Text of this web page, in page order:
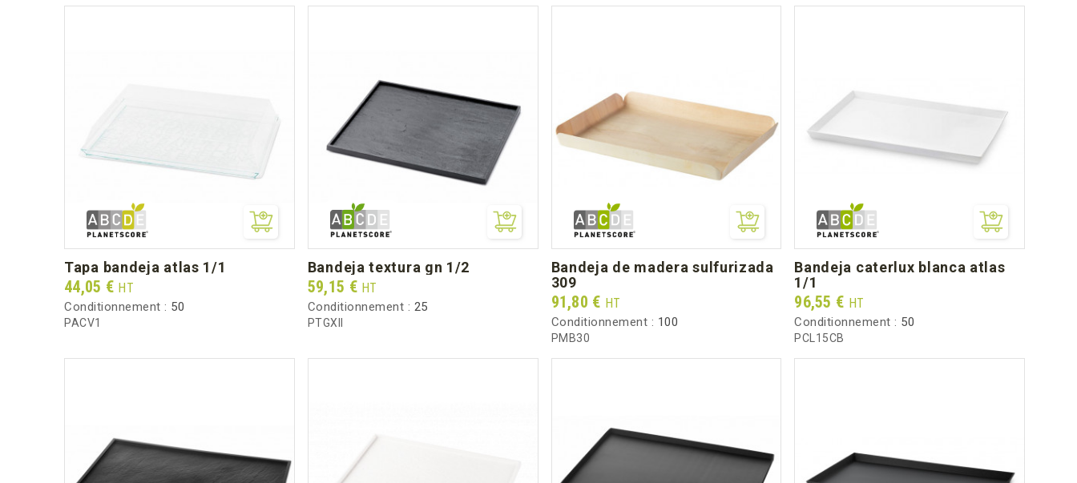
tapa bandeja atlas 1/1
Prix
44,05 € HT
Conditionnement : 50
PACV1
bandeja textura gn 1/2
Prix
59,15 € HT
Conditionnement : 25
PTGXII
bandeja de madera sulfurizada
309
Prix
91,80 € HT
Conditionnement : 100
PMB30
bandeja caterlux blanca atlas
1/1
Prix
96,55 € HT
Conditionnement : 50
PCL15CB